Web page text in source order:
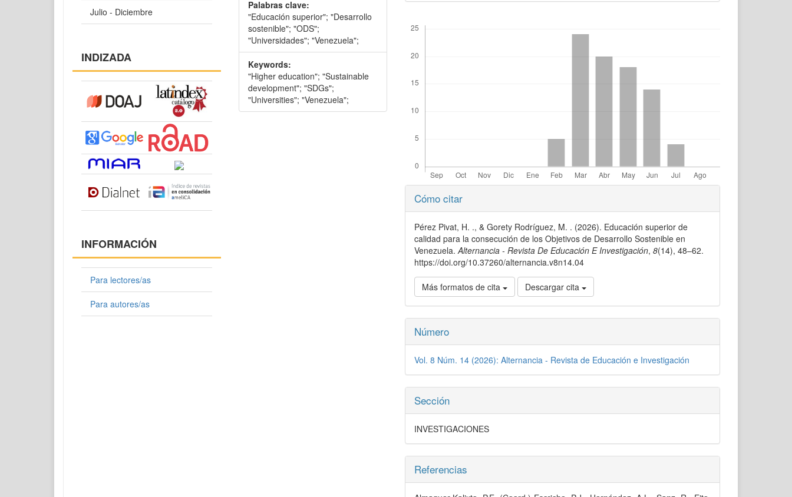
Palabras clave:
"Educación superior"; "Desarrollo
sostenible"; "ODS";
"Universidades"; "Venezuela";
Keywords:
"Higher education"; "Sustainable
development"; "SDGs";
"Universities"; "Venezuela";
Detalles
del
artículo
Cómo citar
Pérez Pivat, H. ., & Gorety Rodríguez, M. . (2026). Educación superior de
calidad para la consecución de los Objetivos de Desarrollo Sostenible en
Venezuela.Alternancia - Revista De Educación E Investigación, 8(14), 48–62.
https://doi.org/10.37260/alternancia.v8n14.04
Más formatos de cita Descargar cita
Número
Vol. 8 Núm. 14 (2026): Alternancia - Revista de Educación e Investigación
Sección
INVESTIGACIONES
Referencias
Julio - Diciembre
INDIZADA
INFORMACIÓN
Para lectores/as
Para autores/as